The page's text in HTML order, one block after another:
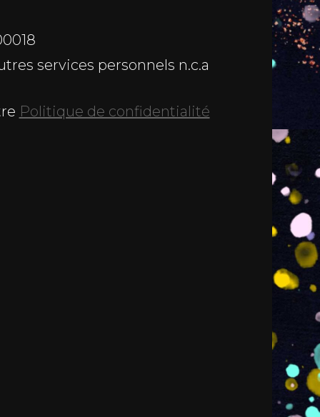
services personnels n.c.a
Politique de confidentialité